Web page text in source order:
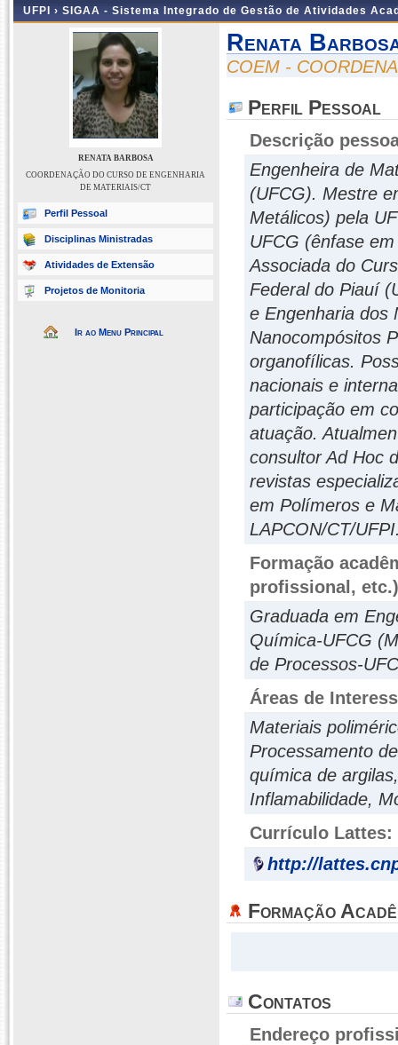
UFPI › SIGAA - Sistema Integrado de Gestão de Atividades
RENATA BARBOSA
COORDENAÇÃO DO CURSO DE ENGENHARIA
DE MATERIAIS/CT
Perfil Pessoal
Disciplinas Ministradas
Atividades de Extensão
Projetos de Monitoria
Ir ao Menu Principal
Renata
COEM -
Perfil Pessoal
Descrição
Engenheira de
(UFCG). Mestre
Metálicos) pela
UFCG (ênfase
Associada do
Federal do Piauí
e Engenharia dos
Nanocompósitos
organofílicas.
nacionais e
participação em
atuação.
consultor Ad Hoc
revistas
em Polímeros e
LAPCON/CT/
Formação
profissional, etc.)
Graduada em
Química-UFCG
de Processos-
Áreas de
Materiais
Processamento
química de
Inflamabilidade,
Currículo Lattes:
http://
Formação
Contatos
Endereço